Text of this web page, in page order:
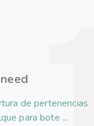
de pertenencias
para bote ...